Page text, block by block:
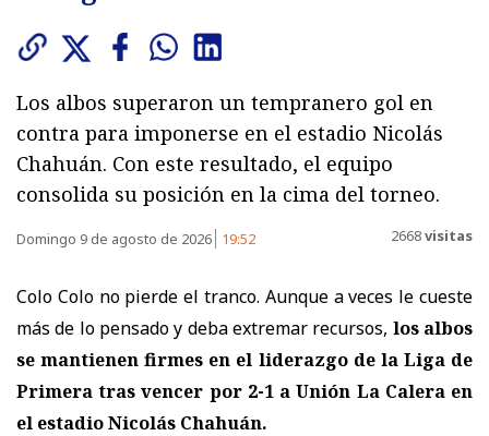
Los albos superaron un tempranero gol en
contra para imponerse en el estadio Nicolás
Chahuán. Con este resultado, el equipo
consolida su posición en la cima del torneo.
Domingo 9 de agosto de 2026 19:52 2668visitas
Colo Colo no pierde el tranco. Aunque a veces le cueste
más de lo pensado y deba extremar recursos, los albos
se mantienen firmes en el liderazgo de la Liga de
Primera tras vencer por 2-1 a Unión La Calera en
el estadio Nicolás Chahuán.